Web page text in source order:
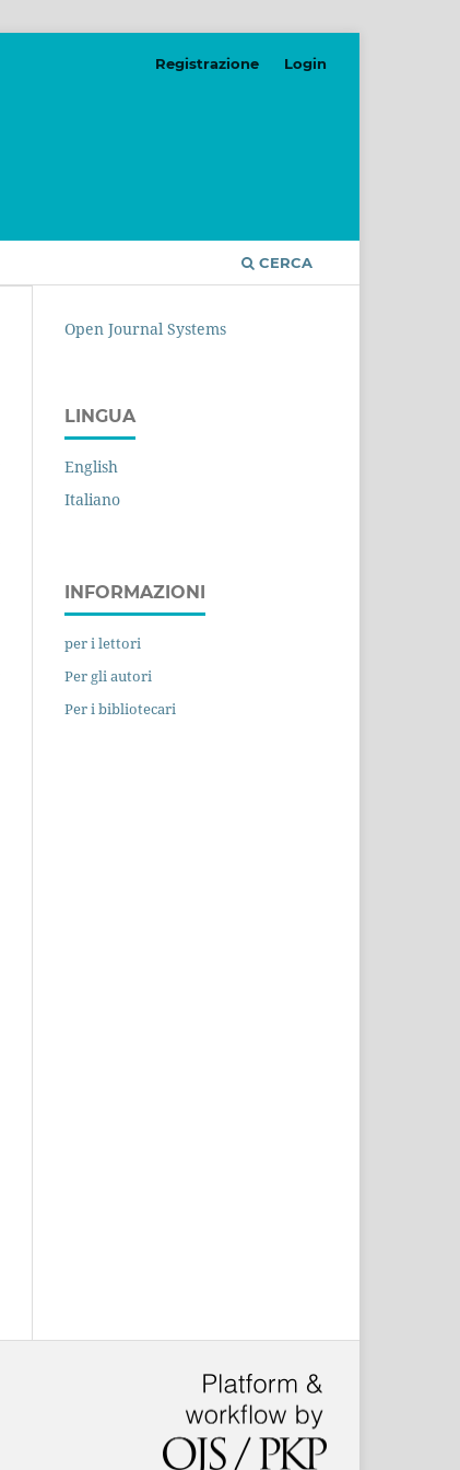
CERCA
Registrazione Login
Open Journal Systems
LINGUA
English
Italiano
INFORMAZIONI
per i lettori
Per gli autori
Per i bibliotecari